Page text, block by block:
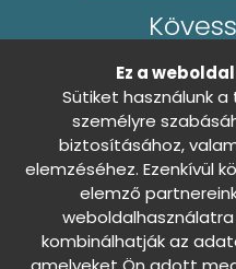
Általános
Sütibeállítások
Ez a
Sütiket használunk
személyre
biztosításához,
elemzéséhez. Ezenkívül
elemző
kombinálhatják az